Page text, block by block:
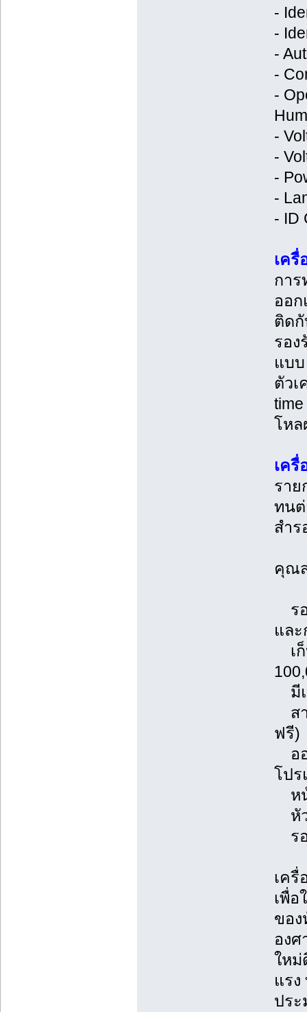
-
-
-
-
-
-
-
-
-
- ID
เค
การ
ออ
ติดกั
รอง
แบบ
ตัวเ
โหล
เครื่
ราย
ทนต่
สำร
คุณ
รอ
แล
เก็
มีแ
สา
ฟรี)
ออ
โปร
หน้
หัว
รอ
เค
เพื่อ
ของ
อง
ใหม่
แร
ประ